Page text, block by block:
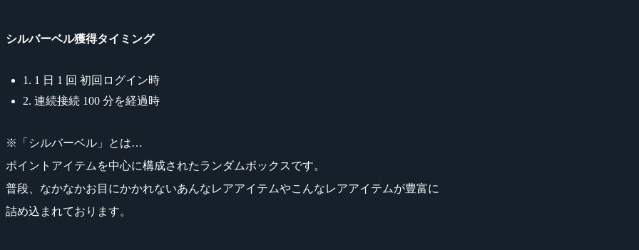
シルバーベル獲得タイミング
1. 1 日 1 回 初回ログイン時
2. 連続接続 100 分を経過時
※「シルバーベル」とは…
ポイントアイテムを中心に構成されたランダムボックスです。
普段、なかなかお目にかかれないあんなレアアイテムやこんなレアアイテムが豊富に
詰め込まれております。